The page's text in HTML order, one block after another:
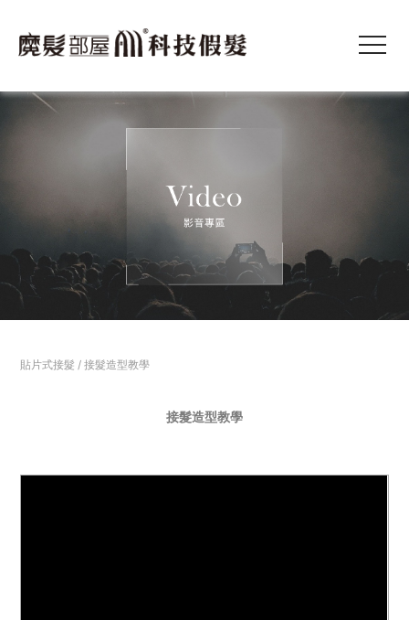
貼片式接髮 / 接髮造型教學
接髮造型教學